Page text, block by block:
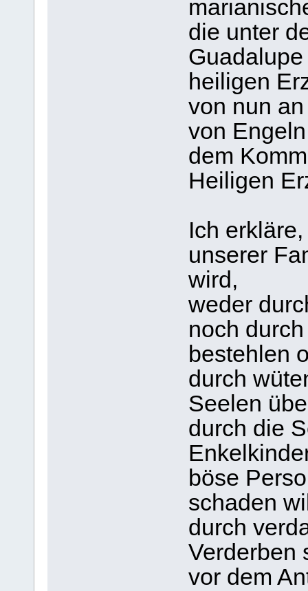
die unter
heiligen
von nun
von
dem
Heiligen
Ich
unserer
wird,
weder
noch
bestehlen
durch
Seelen
durch die
böse
schaden
durch
Verderben
vor dem